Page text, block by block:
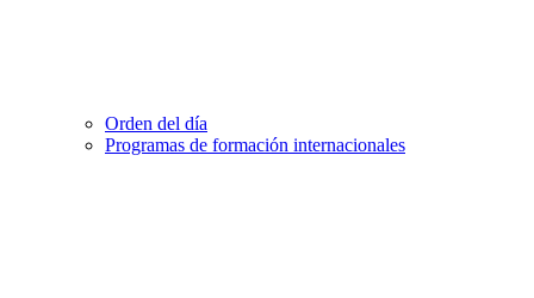
Orden del día
Programas de formación internacionales